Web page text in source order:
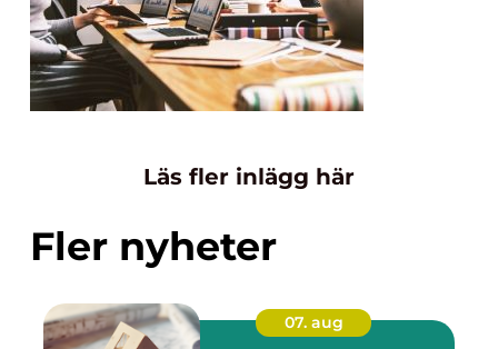
Läs fler inlägg här
Fler nyheter
07. aug